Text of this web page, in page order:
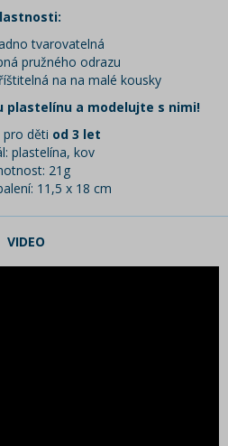
tvarovatelná
pružného odrazu
na na malé kousky
plastelínu a modelujte s nimi!
pro děti od 3 let
plastelína, kov
21g
11,5 x 18 cm
VIDEO